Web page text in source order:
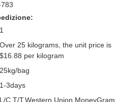
783
1
Over 25 kilograms, the unit price is
$16.88 per kilogram
25kg/bag
1-3days
L/C,T/T,Western Union,MoneyGram